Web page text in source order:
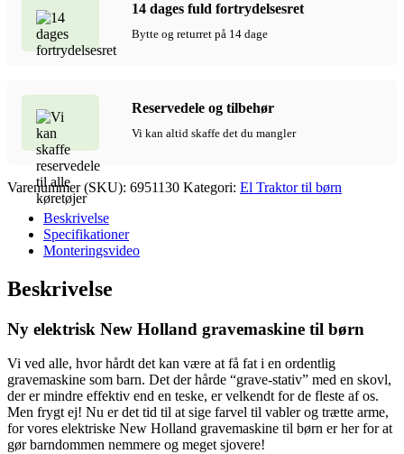
14 dages fuld fortrydelsesret
Bytte og returret på 14 dage
Reservedele og tilbehør
Vi kan altid skaffe det du mangler
Varenummer (SKU): 6951130 Kategori: El Traktor til børn
Beskrivelse
Specifikationer
Monteringsvideo
Beskrivelse
Ny elektrisk New Holland gravemaskine til børn
Vi ved alle, hvor hårdt det kan være at få fat i en ordentlig
gravemaskine som barn. Det der hårde “grave-stativ” med en skovl,
der er mindre effektiv end en teske, er velkendt for de fleste af os.
Men frygt ej! Nu er det tid til at sige farvel til vabler og trætte arme,
for vores elektriske New Holland gravemaskine til børn er her for at
gør barndommen nemmere og meget sjovere!